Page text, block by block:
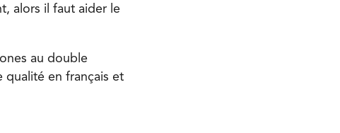
alors il faut aider le
au double
qualité en français et